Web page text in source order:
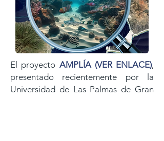
El proyecto AMPLÍA (VER ENLACE),
presentado recientemente por la
Universidad de Las Palmas de Gran